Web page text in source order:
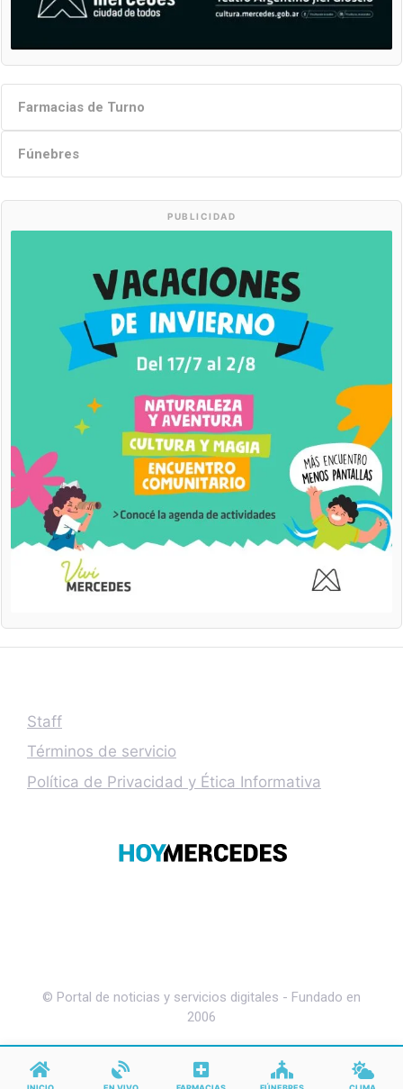
Farmacias de Turno
Fúnebres
PUBLICIDAD
Staff
Términos de servicio
Política de Privacidad y Ética Informativa
© Portal de noticias y servicios digitales - Fundado en
2006